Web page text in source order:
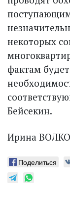
некоторых
фактам
Бейсекин.
Ирина
Поделиться